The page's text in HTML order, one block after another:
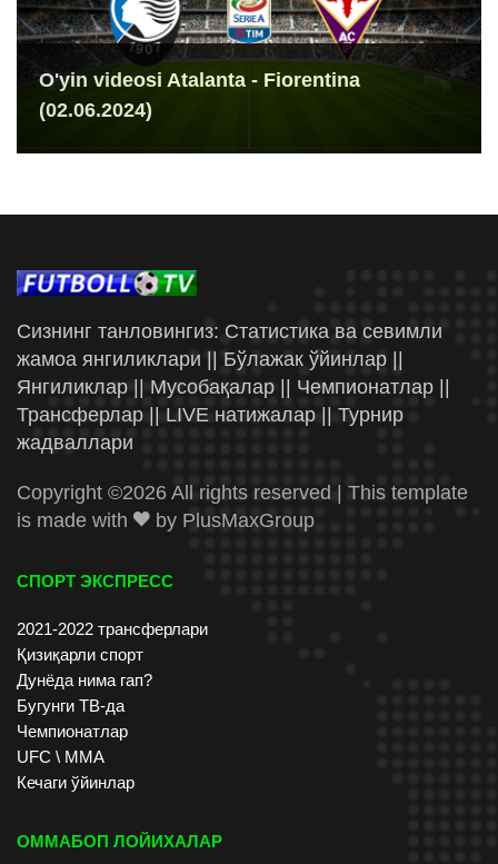
O'yin videosi Atalanta - Fiorentina
(02.06.2024)
Сизнинг танловингиз: Статистика ва севимли
жамоа янгиликлари || Бўлажак ўйинлар ||
Янгиликлар || Мусобақалар || Чемпионатлар ||
Трансферлар || LIVE натижалар || Турнир
жадваллари
Copyright ©2026 All rights reserved | This template
is made with
by PlusMaxGroup
СПОРТ ЭКСПРЕСС
2021-2022 трансферлари
Қизиқарли спорт
Дунёда нима гап?
Бугунги ТВ-да
Чемпионатлар
UFC \ ММА
Кечаги ўйинлар
ОММАБОП ЛОЙИХАЛАР